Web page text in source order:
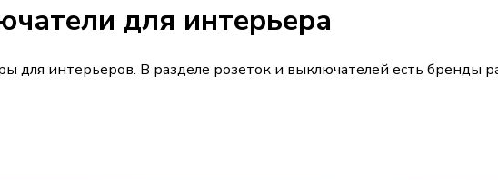
для интерьера
для интерьеров. В разделе розеток и выключателей есть бренды